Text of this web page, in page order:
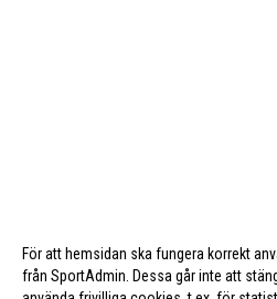
För att hemsidan ska fungera korrekt
från SportAdmin. Dessa går inte att